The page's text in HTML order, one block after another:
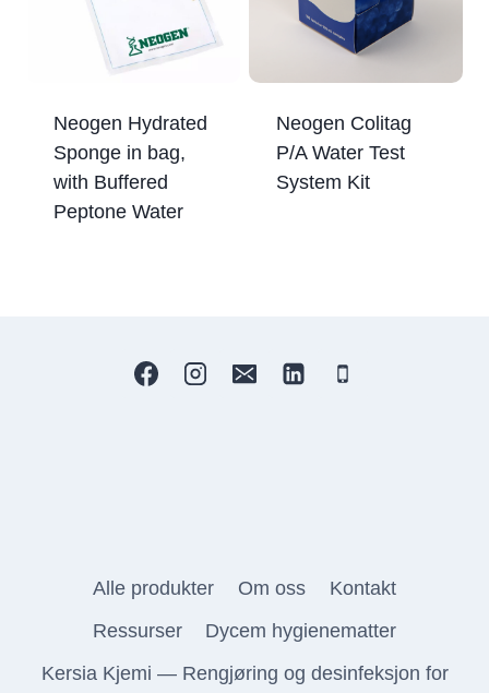
Neogen Hydrated
Sponge in bag,
with Buffered
Peptone Water
Neogen Colitag
P/A Water Test
System Kit
Alle produkter Om oss
Kontakt
Ressurser
Dycem hygienematter
Kersia Kjemi — Rengjøring og desinfeksjon for